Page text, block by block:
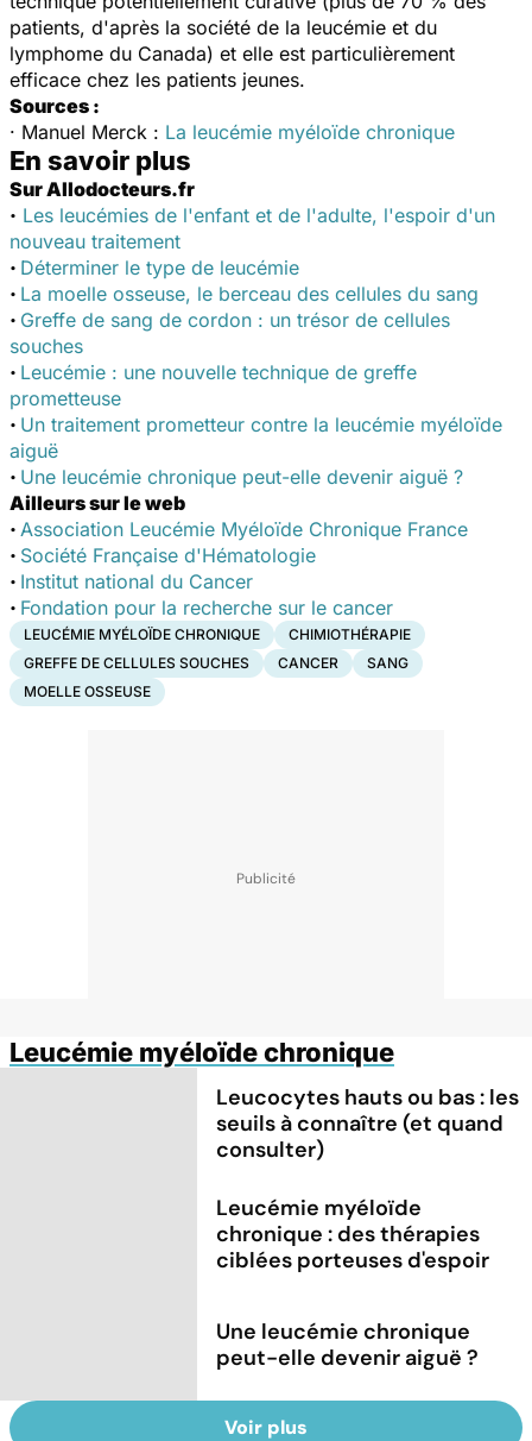
patients, d'après la société de la leucémie et du
lymphome du Canada) et elle est particulièrement
efficace chez les patients jeunes.
Sources :
· Manuel Merck : La leucémie myéloïde chronique
En savoir plus
Sur Allodocteurs.fr
· Les leucémies de l'enfant et de l'adulte, l'espoir d'un
nouveau traitement
· Déterminer le type de leucémie
· La moelle osseuse, le berceau des cellules du sang
· Greffe de sang de cordon : un trésor de cellules
souches
· Leucémie : une nouvelle technique de greffe
prometteuse
· Un traitement prometteur contre la leucémie myéloïde
aiguë
· Une leucémie chronique peut-elle devenir aiguë ?
Ailleurs sur le web
· Association Leucémie Myéloïde Chronique France
· Société Française d'Hématologie
· Institut national du Cancer
· Fondation pour la recherche sur le cancer
LEUCÉMIE MYÉLOÏDE CHRONIQUE
CHIMIOTHÉRAPIE
GREFFE DE CELLULES SOUCHES
CANCER
SANG
MOELLE OSSEUSE
Leucémie myéloïde chronique
Leucocytes hauts ou bas : les
seuils à connaître (et quand
consulter)
Leucémie myéloïde
chronique : des thérapies
ciblées porteuses d'espoir
Une leucémie chronique
peut-elle devenir aiguë ?
Voir plus